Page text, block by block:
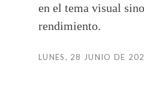
en el tema visual
rendimiento.
LUNES, 28 JUNIO DE